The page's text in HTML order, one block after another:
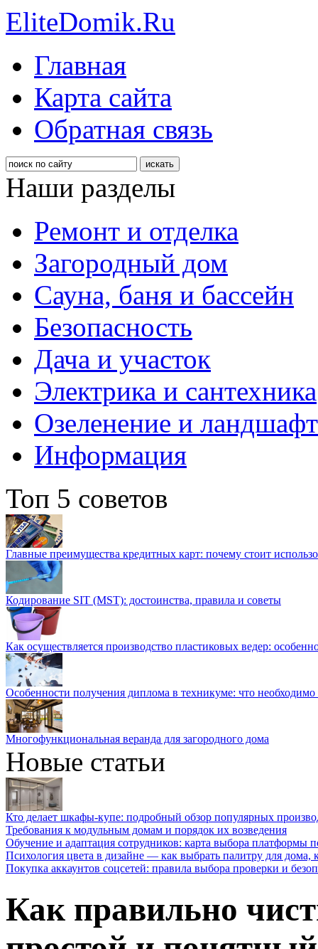
EliteDomik.Ru
Главная
Карта сайта
Обратная связь
Наши разделы
Ремонт и отделка
Загородный дом
Сауна, баня и бассейн
Безопасность
Дача и участок
Электрика и сантехника
Озеленение и
Информация
Топ 5 советов
Главные преимущества кредитных карт: почему стоит
Кодирование SIT (MST): достоинства, правила и советы
Как осуществляется производство пластиковых ведер:
Особенности получения диплома в техникуме: что необходимо
Многофункциональная веранда для загородного дома
Новые статьи
Кто делает шкафы-купе: подробный обзор популярных
Требования к модульным домам и порядок их возведения
Обучение и адаптация сотрудников: карта выбора платформы
Психология цвета в дизайне — как выбрать палитру для дома,
Покупка аккаунтов соцсетей: правила выбора проверки и
Как правильно